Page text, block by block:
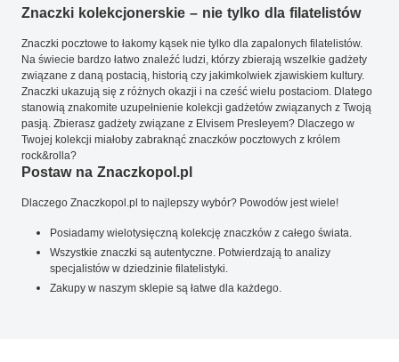
Znaczki kolekcjonerskie – nie tylko dla filatelistów
Znaczki pocztowe to łakomy kąsek nie tylko dla zapalonych filatelistów.
Na świecie bardzo łatwo znaleźć ludzi, którzy zbierają wszelkie gadżety
związane z daną postacią, historią czy jakimkolwiek zjawiskiem kultury.
Znaczki ukazują się z różnych okazji i na cześć wielu postaciom. Dlatego
stanowią znakomite uzupełnienie kolekcji gadżetów związanych z Twoją
pasją. Zbierasz gadżety związane z Elvisem Presleyem? Dlaczego w
Twojej kolekcji miałoby zabraknąć znaczków pocztowych z królem
rock&rolla?
Postaw na Znaczkopol.pl
Dlaczego Znaczkopol.pl to najlepszy wybór? Powodów jest wiele!
Posiadamy wielotysięczną kolekcję znaczków z całego świata.
Wszystkie znaczki są autentyczne. Potwierdzają to analizy
specjalistów w dziedzinie filatelistyki.
Zakupy w naszym sklepie są łatwe dla każdego.